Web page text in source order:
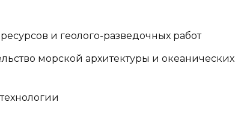
и геолого-разведочных работ
морской архитектуры и океанических